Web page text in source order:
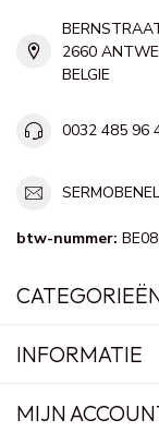
2660
BELGIE
0032 485 96
btw-nummer:
INFORMATIE
MIJN